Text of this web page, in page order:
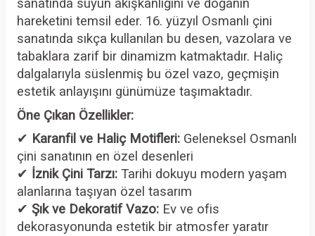
sanatında suyun akışkanlığını ve doğanın
hareketini temsil eder. 16. yüzyıl Osmanlı çini
sanatında sıkça kullanılan bu desen, vazolara ve
tabaklara zarif bir dinamizm katmaktadır. Haliç
dalgalarıyla süslenmiş bu özel vazo, geçmişin
estetik anlayışını günümüze taşımaktadır.
Öne Çıkan Özellikler:
✔ Karanfil ve Haliç Motifleri: Geleneksel Osmanlı
çini sanatının en özel desenleri
✔ İznik Çini Tarzı: Tarihi dokuyu modern yaşam
alanlarına taşıyan özel tasarım
✔ Şık ve Dekoratif Vazo: Ev ve ofis
dekorasyonunda estetik bir atmosfer yaratır